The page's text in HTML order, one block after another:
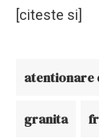
[citeste si]
atentionare
granita